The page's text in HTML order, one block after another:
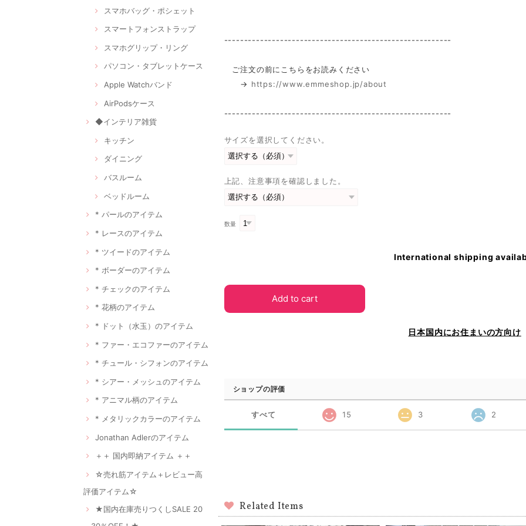
スマホバッグ・ポシェット
スマートフォンストラップ
スマホグリップ・リング
パソコン・タブレットケース
Apple Watchバンド
AirPodsケース
◆インテリア雑貨
キッチン
ダイニング
バスルーム
ベッドルーム
* パールのアイテム
* レースのアイテム
* ツイードのアイテム
* ボーダーのアイテム
* チェックのアイテム
* 花柄のアイテム
* ドット（水玉）のアイテム
* ファー・エコファーのアイテム
* チュール・シフォンのアイテム
* シアー・メッシュのアイテム
* アニマル柄のアイテム
* メタリックカラーのアイテム
Jonathan Adlerのアイテム
＋＋ 国内即納アイテム ＋＋
☆売れ筋アイテム＋レビュー高
評価アイテム☆
★国内在庫売りつくしSALE 20
---------------------------------------------------------
ご注文の前にこちらをお読みください
→ https://www.emmeshop.jp/about
---------------------------------------------------------
サイズを選択してください。
上記、注意事項を確認しました。
数量
International shipping
Add to cart
日本国内にお住まいの方向け
ショップの評価
すべて 15 3 2
Related Items